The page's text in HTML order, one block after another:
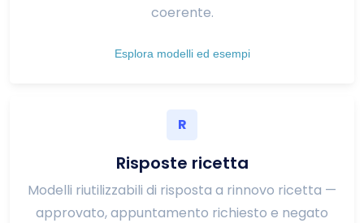
coerente.
Esplora modelli ed esempi
R
Risposte ricetta
Modelli riutilizzabili di risposta a rinnovo ricetta —
approvato, appuntamento richiesto e negato